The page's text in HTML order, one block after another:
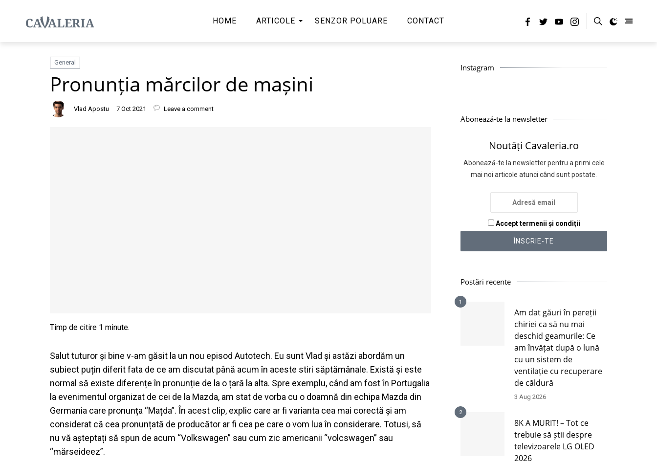
HOME ARTICOLE SENZOR POLUARE CONTACT
General
Pronunția mărcilor de mașini
Vlad Apostu 7 Oct 2021 Leave a comment
Salut tuturor și bine v-am găsit la un nou episod Autotech. Eu sunt Vlad și astăzi abordăm un
subiect puțin diferit fata de ce am discutat până acum în aceste stiri săptămânale. Există și este
normal să existe diferențe în pronunție de la o țară la alta. Spre exemplu, când am fost în Portugalia
la evenimentul organizat de cei de la Mazda, am stat de vorba cu o doamnă din echipa Mazda din
Germania care pronunța “Mațda”. În acest clip, explic care ar fi varianta cea mai corectă și am
considerat că cea pronunțată de producător ar fi cea pe care o vom lua în considerare. Totusi, să
nu vă așteptați să spun de acum “Volkswagen” sau cum zic americanii “volcswagen” sau
“mărseideez”.
Instagram
Abonează-te la newsletter
Noutăți Cavaleria.ro
Abonează-te la newsletter pentru a primi cele
mai noi articole atunci când sunt postate.
Accept termenii și condiții
Postări recente
1
Am dat găuri în pereții
chiriei ca să nu mai
deschid geamurile: Ce
am învățat după o lună
cu un sistem de
ventilație cu recuperare
de căldură
3 Aug 2026
2
8K A MURIT! – Tot ce
trebuie să știi despre
televizoarele LG OLED
2026